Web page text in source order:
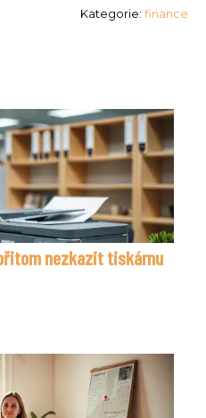
Kategorie: finance
nezkazit tiskárnu